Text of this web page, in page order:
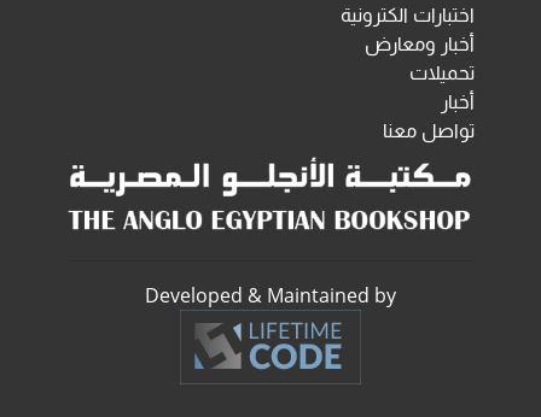
اختبارات الكترونية
أخبار ومعارض
تحميلات
أخبار
تواصل معنا
Developed & Maintained by